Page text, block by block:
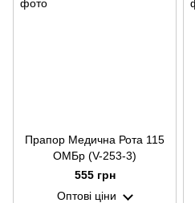
Прапор Медична Рота 115
ОМБр (V-253-3)
555 грн
Оптові ціни